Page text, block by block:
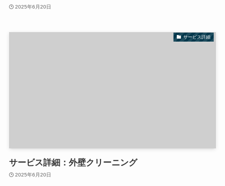
2025年6月20日
サービス詳細
サービス詳細：外壁クリーニング
2025年6月20日